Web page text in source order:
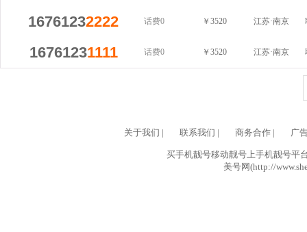
16761232222 话费0 ￥3520 江苏·南京
16761231111 话费0 ￥3520 江苏·南京
关于我们 | 联系我们 | 商务合作| 广
买手机靓号移动靓号上手机靓号平
美号网(http://